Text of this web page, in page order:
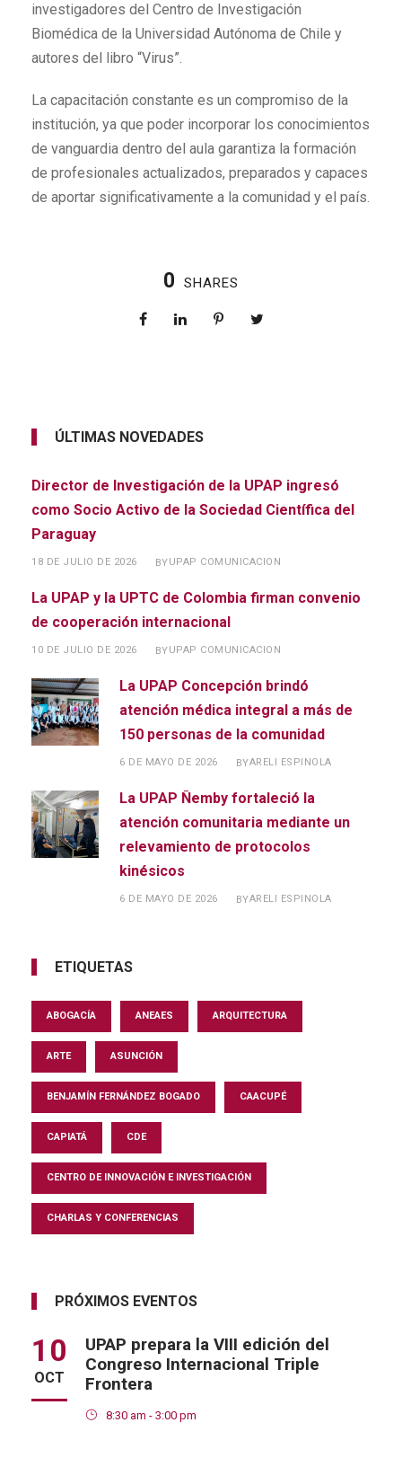
investigadores del Centro de Investigación
Biomédica de la Universidad Autónoma de Chile y
autores del libro “Virus”.
La capacitación constante es un compromiso de la
institución, ya que poder incorporar los conocimientos
de vanguardia dentro del aula garantiza la formación
de profesionales actualizados, preparados y capaces
de aportar significativamente a la comunidad y el país.
0 SHARES
ÚLTIMAS NOVEDADES
Director de Investigación de la UPAP ingresó
como Socio Activo de la Sociedad Científica del
Paraguay
18 DE JULIO DE 2026 BYUPAP COMUNICACION
La UPAP y la UPTC de Colombia firman convenio
de cooperación internacional
10 DE JULIO DE 2026 BYUPAP COMUNICACION
La UPAP Concepción brindó
atención médica integral a más de
150 personas de la comunidad
6 DE MAYO DE 2026 BYARELI ESPINOLA
La UPAP Ñemby fortaleció la
atención comunitaria mediante un
relevamiento de protocolos
kinésicos
6 DE MAYO DE 2026 BYARELI ESPINOLA
ETIQUETAS
ABOGACÍA ANEAES ARQUITECTURA
ARTE ASUNCIÓN
BENJAMÍN FERNÁNDEZ BOGADO CAACUPÉ
CAPIATÁ CDE
CENTRO DE INNOVACIÓN E INVESTIGACIÓN
CHARLAS Y CONFERENCIAS
PRÓXIMOS EVENTOS
10
OCT
UPAP prepara la VIII edición del
Congreso Internacional Triple
Frontera
8:30 am - 3:00 pm